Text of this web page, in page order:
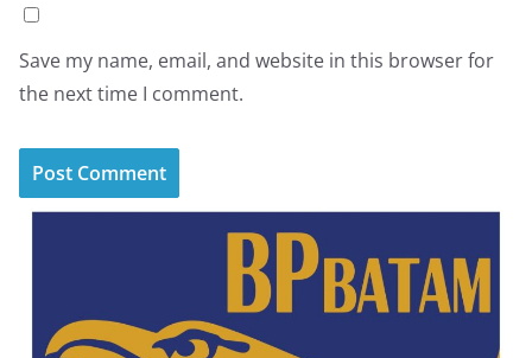
Save my name, email, and website in this browser for
the next time I comment.